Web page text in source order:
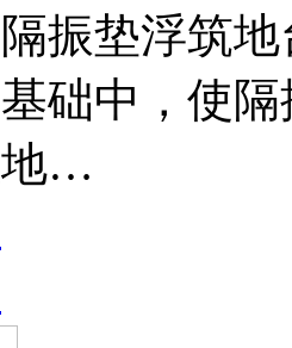
振垫浮筑
础中，使
地…